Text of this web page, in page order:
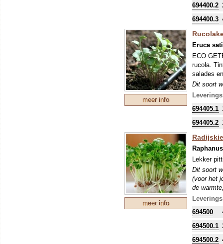
694400.2
694400.3
meer info
Eruca
ECO
rucola.
salades
Dit soort
blad).
694405.1
694405.2
meer info
Lekker
Dit soort
(voor het
de
694500
694500.1
694500.2